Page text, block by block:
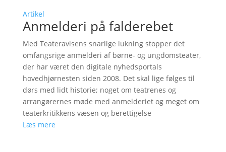
Artikel
Anmelderi på falderebet
Med Teateravisens snarlige lukning stopper det
omfangsrige anmelderi af børne- og ungdomsteater,
der har været den digitale nyhedsportals
hovedhjørnesten siden 2008. Det skal lige følges til
dørs med lidt historie; noget om teatrenes og
arrangørernes møde med anmelderiet og meget om
teaterkritikkens væsen og berettigelse
Læs mere